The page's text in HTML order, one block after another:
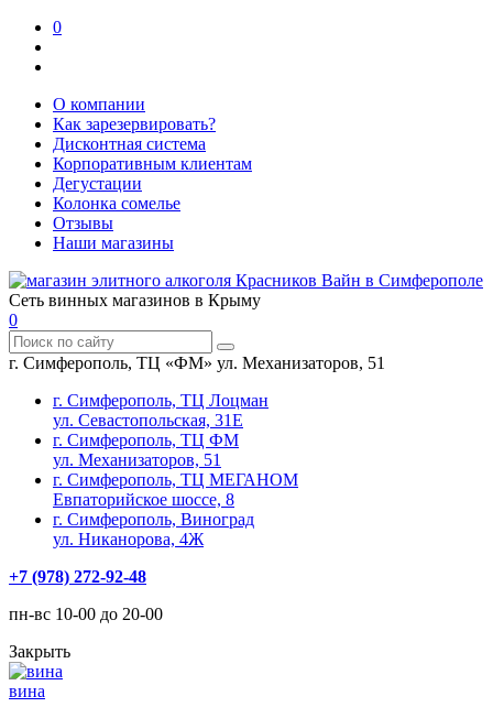
0
О компании
Как зарезервировать?
Дисконтная система
Корпоративным клиентам
Дегустации
Колонка сомелье
Отзывы
Наши магазины
Сеть винных магазинов в Крыму
0
г. Симферополь, ТЦ «ФМ» ул. Механизаторов, 51
г. Симферополь, ТЦ Лоцман
ул. Севастопольская, 31Е
г. Симферополь, ТЦ ФМ
ул. Механизаторов, 51
г. Симферополь, ТЦ МЕГАНОМ
Евпаторийское шоссе, 8
г. Симферополь, Виноград
ул. Никанорова, 4Ж
+7 (978) 272-92-48
пн-вс 10-00 до 20-00
Закрыть
вина